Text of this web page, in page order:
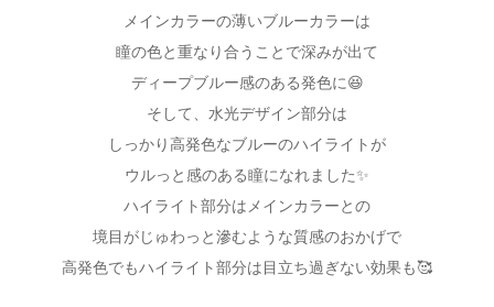
メインカラーの薄いブルーカラーは
瞳の色と重なり合うことで深みが出て
ディープブルー感のある発色に😆
そして、水光デザイン部分は
しっかり高発色なブルーのハイライトが
ウルっと感のある瞳になれました✨
ハイライト部分はメインカラーとの
境目がじゅわっと滲むような質感のおかげで
高発色でもハイライト部分は目立ち過ぎない効果も🥰